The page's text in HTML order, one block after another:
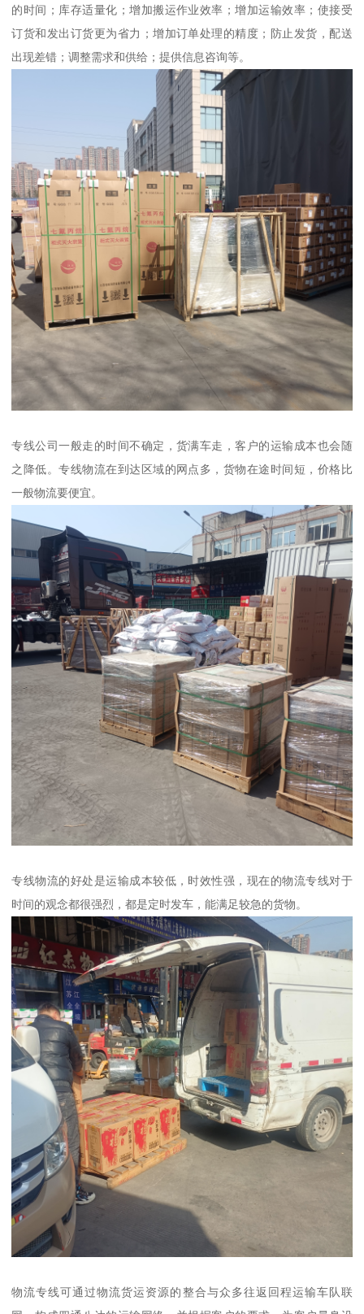
的时间；库存适量化；增加搬运作业效率；增加运输效率；使接受
订货和发出订货更为省力；增加订单处理的精度；防止发货，配送
出现差错；调整需求和供给；提供信息咨询等。
专线公司一般走的时间不确定，货满车走，客户的运输成本也会随
之降低。专线物流在到达区域的网点多，货物在途时间短，价格比
一般物流要便宜。
专线物流的好处是运输成本较低，时效性强，现在的物流专线对于
时间的观念都很强烈，都是定时发车，能满足较急的货物。
物流专线可通过物流货运资源的整合与众多往返回程运输车队联